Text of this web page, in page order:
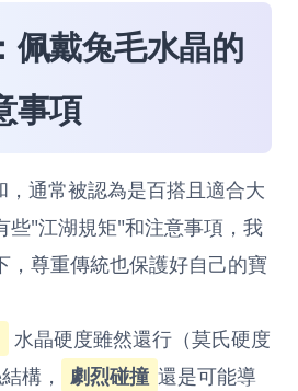
佩戴兔毛水晶的
事項
，通常被認為是百搭且適合大
些"江湖規矩"和注意事項，我
，尊重傳統也保護好自己的寶
水晶硬度雖然還行（莫氏硬度
構，
劇烈碰撞 還是可能導